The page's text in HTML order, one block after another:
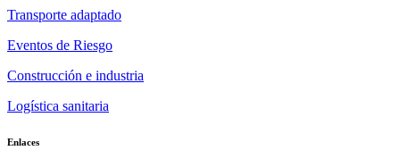
Transporte adaptado
Eventos de Riesgo
Construcción e industria
Logística sanitaria
Enlaces